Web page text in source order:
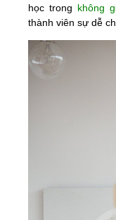
học trong không
thành viên sự dễ